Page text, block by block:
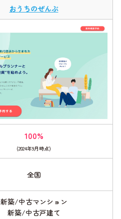
おうちのぜんぶ
100%
(2024年9月時点)
全国
新築/中古マンション
新築/中古戸建て